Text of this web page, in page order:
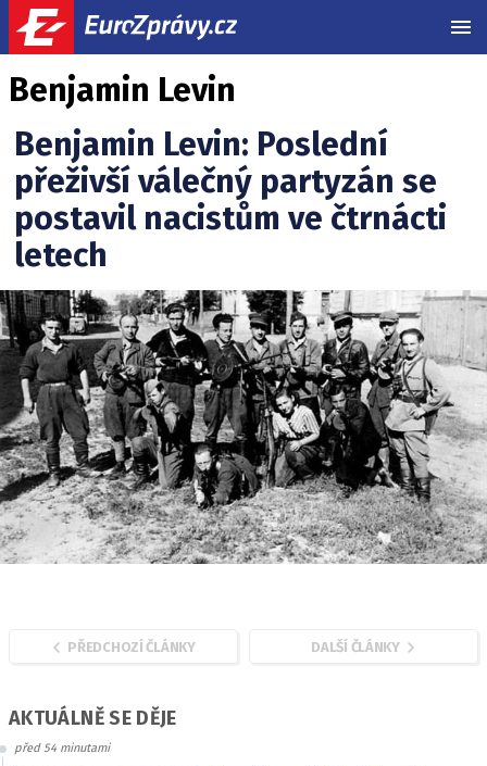
Benjamin Levin
Benjamin Levin: Poslední
přeživší válečný partyzán se
postavil nacistům ve čtrnácti
letech
PŘEDCHOZÍ ČLÁNKY DALŠÍ ČLÁNKY
AKTUÁLNĚ SE DĚJE
před 54 minutami